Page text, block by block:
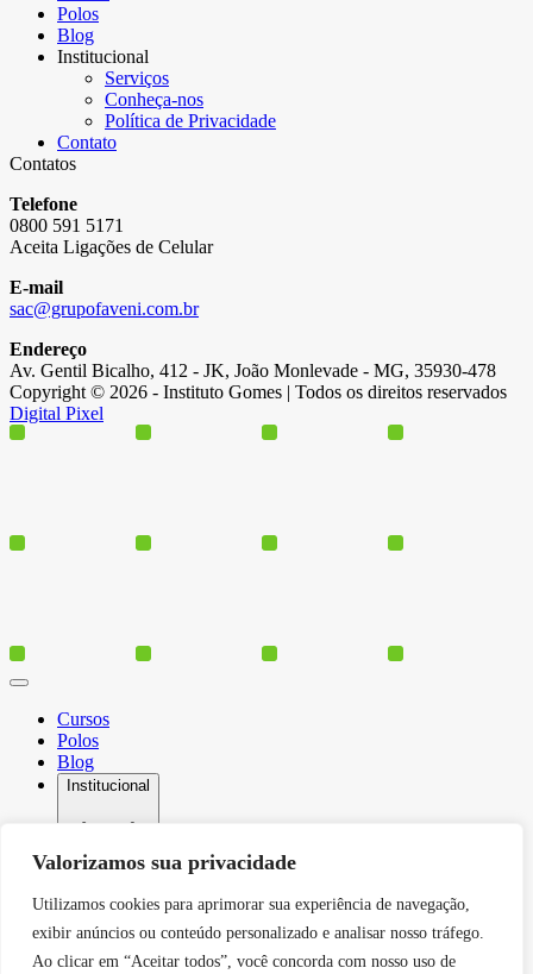
Valorizamos sua privacidade
Utilizamos cookies para aprimorar sua experiência de navegação,
exibir anúncios ou conteúdo personalizado e analisar nosso tráfego.
Ao clicar em “Aceitar todos”, você concorda com nosso uso de
Polos
Blog
Institucional
Serviços
Conheça-nos
Política de Privacidade
Contato
Contatos
Telefone
0800 591 5171
Aceita Ligações de Celular
E-mail
sac@grupofaveni.com.br
Endereço
Av. Gentil Bicalho, 412 - JK, João Monlevade - MG, 35930-478
Copyright © 2026 - Instituto Gomes | Todos os direitos reservados
Digital Pixel
Cursos
Polos
Blog
Institucional
Serviços
Conheça-nos
Política de Privacidade
Contato